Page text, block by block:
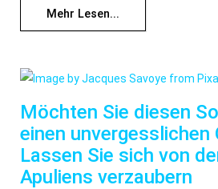
Mehr Lesen...
Möchten Sie diesen
einen unvergesslichen
Lassen Sie sich von
Apuliens verzaubern